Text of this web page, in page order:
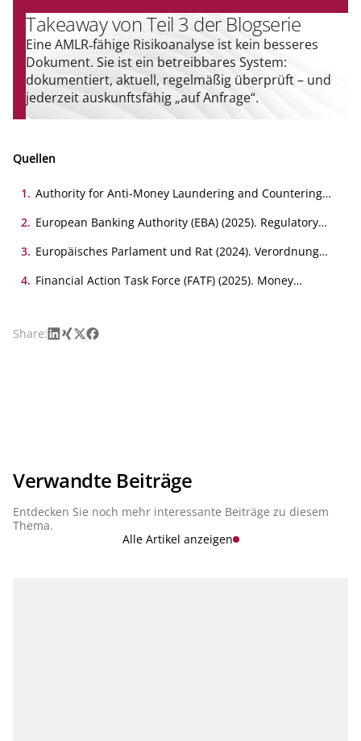
Takeaway von Teil 3 der Blogserie
Eine AMLR‑fähige Risikoanalyse ist kein besseres
Dokument. Sie ist ein betreibbares System:
dokumentiert, aktuell, regelmäßig überprüft – und
jederzeit auskunftsfähig „auf Anfrage“.
Quellen
1. Authority for Anti-Money Laundering and Countering
the assessment of the inherent and residual risk profile
of obliged entities under Article 40(2) of Directive (EU)
2024/1640.
2. European Banking Authority (EBA) (2025). Regulatory
institutions and supervisors with their AML/CFT
obligations.
3. Europäisches Parlament und Rat (2024). Verordnung
4. Financial Action Task Force (FATF) (2025). Money
Share:LinkedIn
Xing
X Facebook
Verwandte Beiträge
Entdecken Sie noch mehr interessante Beiträge zu diesem
Thema.
Alle Artikel anzeigen